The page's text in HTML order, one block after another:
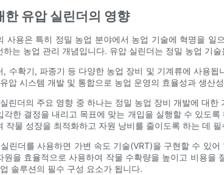
한 유압 실린더의 영향
사용은 특히 정밀 농업 분야에서 농업 기술에 혁명을
는 농업 관리 개념입니다. 유압 실린더는 정밀 농업 기
, 수확기, 파종기 등 다양한 농업 장비 및 기계류에 사용
압 시스템 개발 및 통합으로 농업 운영의 효율성과 생산
린더의 주요 영향 중 하나는 정밀 농업 장비 개발에 대
각한 결정을 내리고 목표에 맞는 개입을 실행할 수 있도
작물 성장을 최적화하고 자원 낭비를 줄이도록 하는 데 필
린더를 사용하면 가변 속도 기술(VRT)을 구현할 수 있
원을 효율적으로 사용하여 작물 수확량을 높이고 비용
솔루션의 필수 구성 요소가 됩니다.